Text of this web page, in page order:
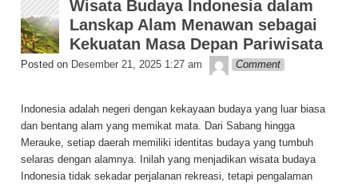
Wisata Budaya Indonesia dalam
Lanskap Alam Menawan sebagai
Kekuatan Masa Depan Pariwisata
Posted on Desember 21, 2025 1:27 am Getelon
Comment
Indonesia adalah negeri dengan kekayaan budaya yang luar biasa
dan bentang alam yang memikat mata. Dari Sabang hingga
Merauke, setiap daerah memiliki identitas budaya yang tumbuh
selaras dengan alamnya. Inilah yang menjadikan wisata budaya
Indonesia tidak sekadar perjalanan rekreasi, tetapi pengalaman